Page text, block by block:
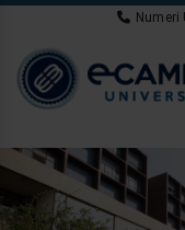
Numeri